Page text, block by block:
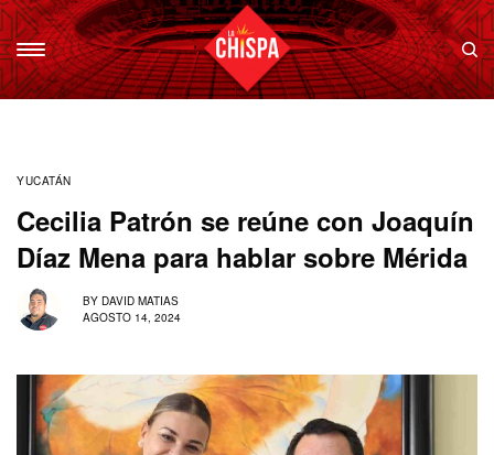
YUCATÁN
Cecilia Patrón se reúne con Joaquín
Díaz Mena para hablar sobre Mérida
BY DAVID MATIAS
AGOSTO 14, 2024